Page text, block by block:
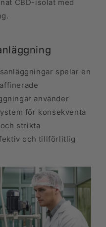
CBD-isolat med
spelar en
använder
för konsekventa
strikta
och tillförlitlig